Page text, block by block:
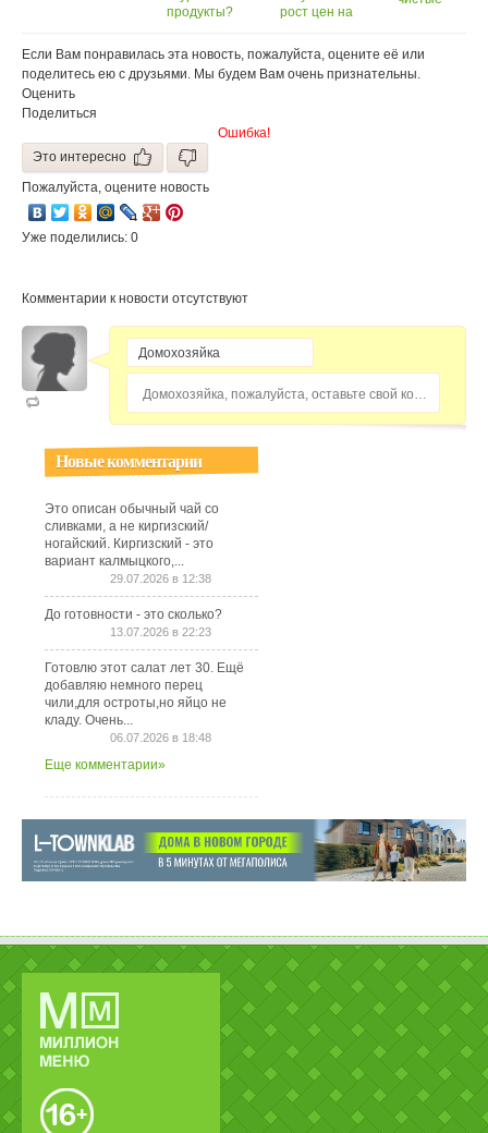
продукты?
рост цен на
готовы
больше
Если Вам понравилась эта новость, пожалуйста, оцените её или
поделитесь ею с друзьями. Мы будем Вам очень признательны.
Оценить
Поделиться
Ошибка!
Это интересно
Пожалуйста, оцените новость
Уже поделились: 0
Комментарии к новости отсутствуют
Домохозяйка, пожалуйста, оставьте свой комментарий...
Новые комментарии
Это описан обычный чай со
сливками, а не киргизский/
ногайский. Киргизский - это
вариант калмыцкого,...
29.07.2026 в 12:38
До готовности - это сколько?
13.07.2026 в 22:23
Готовлю этот салат лет 30. Ещё
добавляю немного перец
чили,для остроты,но яйцо не
кладу. Очень...
06.07.2026 в 18:48
Еще комментарии»